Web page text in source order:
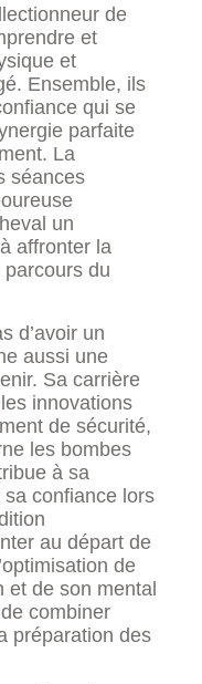
de
et
et
Ensemble, ils
qui se
parfaite
La
séances
un
affronter la
parcours du
d’avoir un
aussi une
Sa carrière
innovations
de sécurité,
les bombes
à sa
confiance lors
au départ de
de
et de son mental
combiner
préparation des